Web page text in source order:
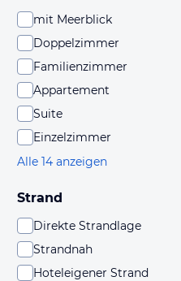
mit Meerblick
Doppelzimmer
Familienzimmer
Appartement
Suite
Einzelzimmer
Alle 14 anzeigen
Strand
Direkte Strandlage
Strandnah
Hoteleigener Strand